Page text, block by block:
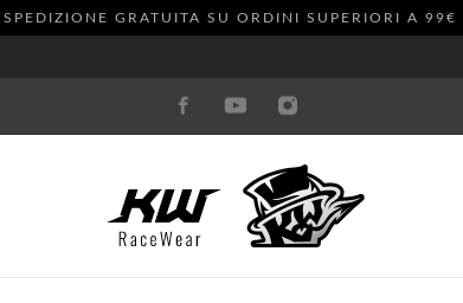
SPEDIZIONE GRATUITA SU ORDINI SUPERIORI A 99€